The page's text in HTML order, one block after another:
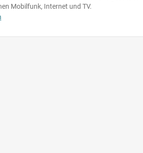
Mobilfunk, Internet und TV.